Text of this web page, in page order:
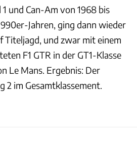
und Can-Am von 1968 bis
Jahren, ging dann wieder
Titeljagd, und zwar mit einem
F1 GTR in der GT1-Klasse
Le Mans. Ergebnis: Der
2 im Gesamtklassement.